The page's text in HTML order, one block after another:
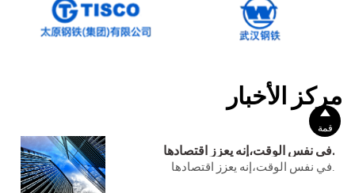
مركز الأخبار
في نفس الوقت،إنه يعزز اقتصادها.
في نفس الوقت،إنه يعزز اقتصادها.

قمة